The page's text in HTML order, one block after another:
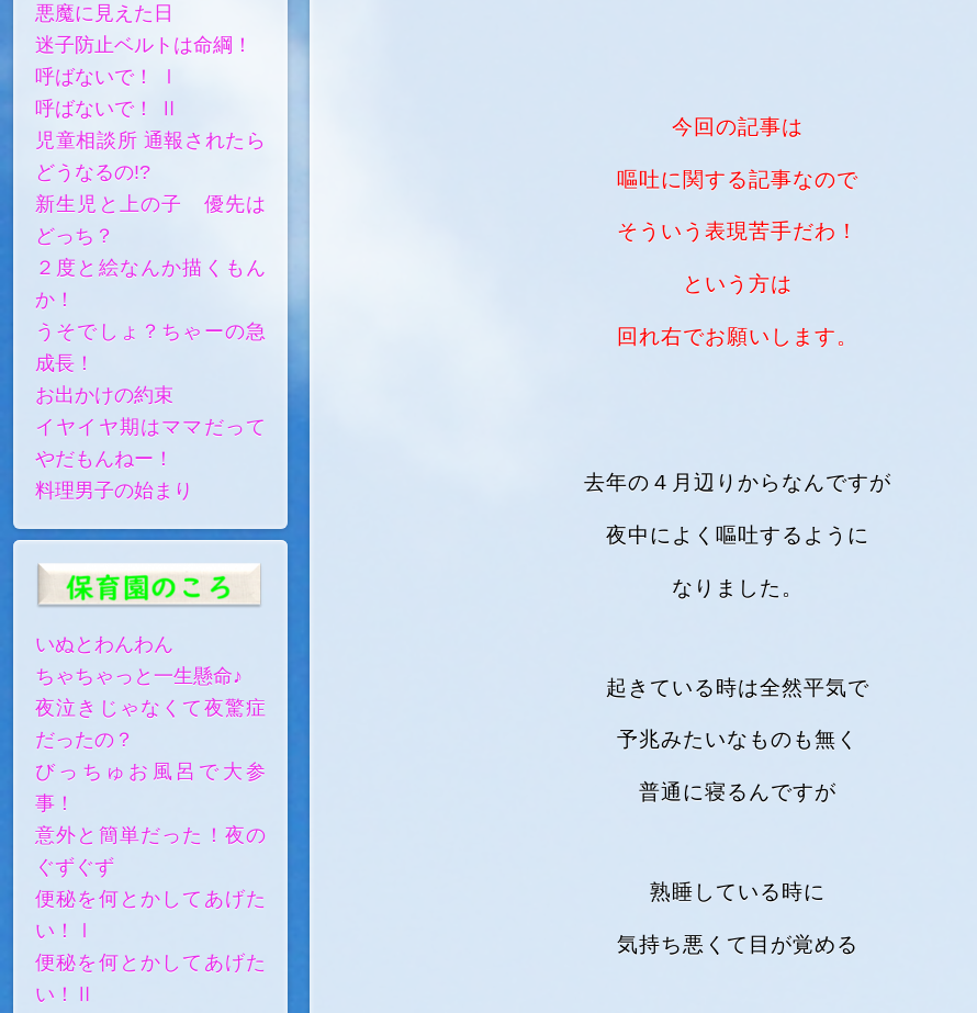
今回の記事は
嘔吐に関する記事なので
そういう表現苦手だわ！
という方は
回れ右でお願いします。
去年の４月辺りからなんですが
夜中によく嘔吐するように
なりました。
起きている時は全然平気で
予兆みたいなものも無く
普通に寝るんですが
熟睡している時に
気持ち悪くて目が覚める
悪魔に見えた日
迷子防止ベルトは命綱！
呼ばないで！ Ⅰ
呼ばないで！ Ⅱ
児童相談所 通報されたら
どうなるの!?
新生児と上の子 優先は
どっち？
２度と絵なんか描くもん
か！
うそでしょ？ちゃーの急
成長！
お出かけの約束
イヤイヤ期はママだって
やだもんねー！
料理男子の始まり
いぬとわんわん
ちゃちゃっと一生懸命♪
夜泣きじゃなくて夜驚症
だったの？
びっちゅお風呂で大参
事！
意外と簡単だった！夜の
ぐずぐず
便秘を何とかしてあげた
い！Ⅰ
便秘を何とかしてあげた
い！Ⅱ